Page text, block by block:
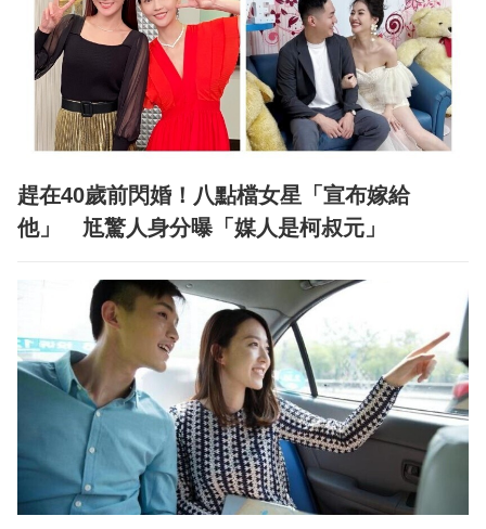
趕在40歲前閃婚！八點檔女星「宣布嫁給
他」 尪驚人身分曝「媒人是柯叔元」